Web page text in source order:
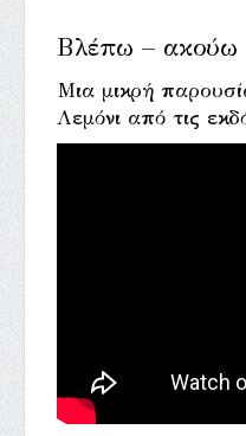
Βλέπω – ακούω
Μια μικρή
Λεμόνι από τις